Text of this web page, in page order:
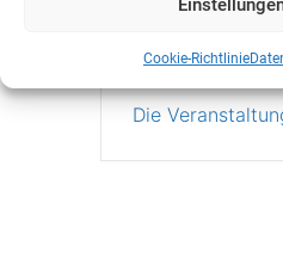
Cookie-Richtlinie
Die